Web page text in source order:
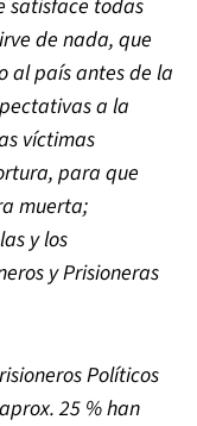
satisface todas
de nada, que
al país antes de la
a la
víctimas
para que
muerta;
y los
y Prisioneras
Políticos
25 % han